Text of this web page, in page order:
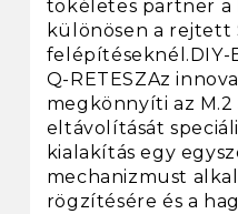
tökéletes partner a
különösen a rejtett
felépítéseknél.DIY-
Q-RETESZAz
megkönnyíti az M.2
eltávolítását
kialakítás egy
mechanizmust
rögzítésére és a